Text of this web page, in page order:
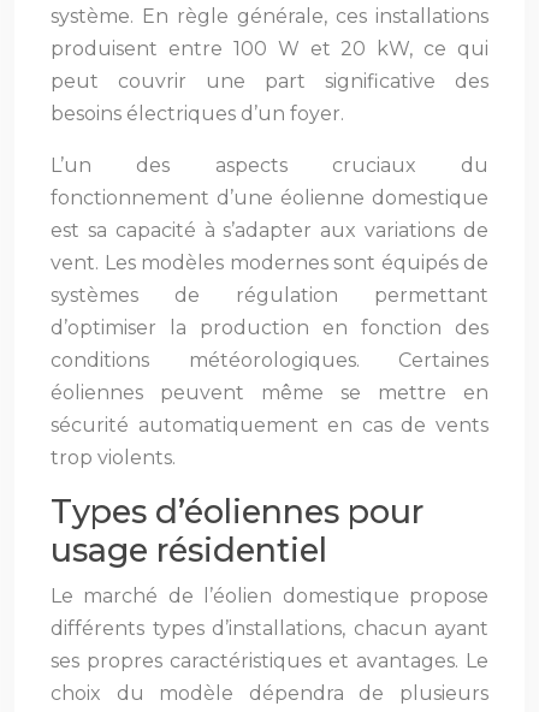
système. En règle générale, ces installations
produisent entre 100 W et 20 kW, ce qui
peut couvrir une part significative des
besoins électriques d’un foyer.
L’un des aspects cruciaux du
fonctionnement d’une éolienne domestique
est sa capacité à s’adapter aux variations de
vent. Les modèles modernes sont équipés de
systèmes de régulation permettant
d’optimiser la production en fonction des
conditions météorologiques. Certaines
éoliennes peuvent même se mettre en
sécurité automatiquement en cas de vents
trop violents.
Types d’éoliennes pour
usage résidentiel
Le marché de l’éolien domestique propose
différents types d’installations, chacun ayant
ses propres caractéristiques et avantages. Le
choix du modèle dépendra de plusieurs